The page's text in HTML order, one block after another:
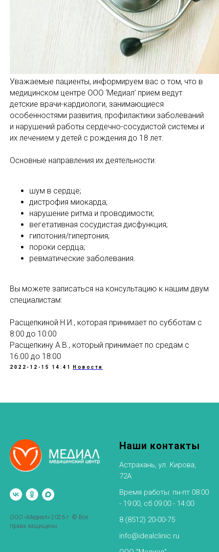
Уважаемые пациенты, информируем вас о том, что в
медицинском центре ООО ‘Медиал’ прием ведут
детские врачи-кардиологи, занимающиеся
особенностями развития, профилактики заболеваний
и нарушений работы сердечно-сосудистой системы и
их лечением у детей с рождения до 18 лет.
Основные направления их деятельности:
шум в сердце;
дистрофия миокарда;
нарушение ритма и проводимости;
вегетативная сосудистая дисфункция;
гипотония/гипертония;
пороки сердца;
ревматические заболевания.
Вы можете записаться на консультацию к нашим двум
специалистам:
Расщепкиной Н.И., которая принимает по субботам с
8:00 до 10:00
Расщепкину А.В., который принимает по средам с
16:00 до 18:00
2022-12-15 14:41 Новости
ООО «Медиал» 2026 г. © Все
права защищены.
Наши контакты
Астрахань, ул. Кирова,
72А
Время работы: пн-пт 08:00
- 19:00, сб 09:00 - 14:00
8 (8512) 20-00-75
info@idealclinic.ru